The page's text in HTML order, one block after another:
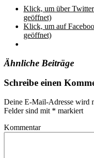
Klick, um über
geöffnet)
Klick, um auf
geöffnet)
Ähnliche Beiträge
Schreibe einen
Deine E-Mail-Adresse wird
Felder sind mit * markiert
Kommentar